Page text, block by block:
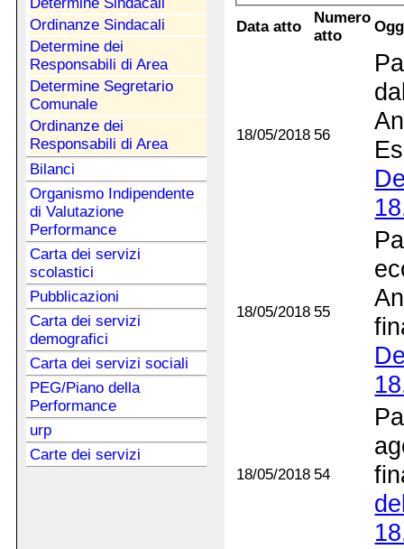
Data atto
Numero
atto
18/05/2018 56
18/05/2018 55
18/05/2018 54
Ordinanze Sindacali
Determine dei
Responsabili di Area
Determine Segretario
Comunale
Ordinanze dei
Responsabili di Area
Bilanci
Organismo Indipendente
di Valutazione
Performance
Carta dei servizi
scolastici
Pubblicazioni
Carta dei servizi
demografici
Carta dei servizi sociali
PEG/Piano della
Performance
urp
Carte dei servizi